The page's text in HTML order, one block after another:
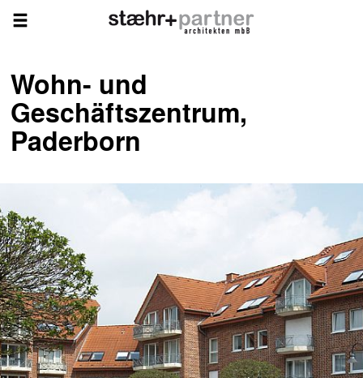
Wohn- und
Geschäftszentrum,
Paderborn